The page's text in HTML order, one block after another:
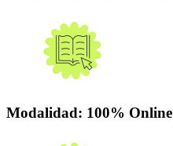
Modalidad: 100% Online